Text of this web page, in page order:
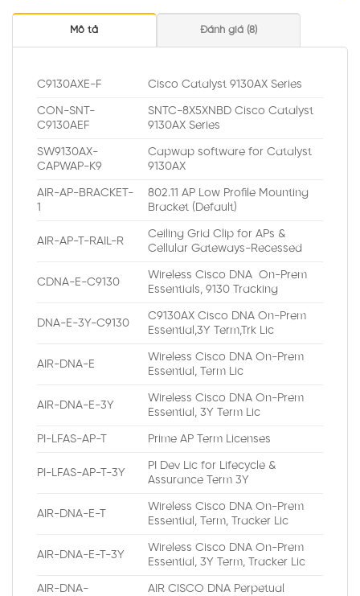
Mô tả Đánh giá (8)
C9130AXE-F Cisco Catalyst 9130AX Series
CON-SNT-
C9130AEF
SNTC-8X5XNBD Cisco Catalyst
9130AX Series
SW9130AX-
CAPWAP-K9
Capwap software for Catalyst
9130AX
AIR-AP-BRACKET-
1
802.11 AP Low Profile Mounting
Bracket (Default)
AIR-AP-T-RAIL-R
Ceiling Grid Clip for APs &
Cellular Gateways-Recessed
CDNA-E-C9130
Wireless Cisco DNA On-Prem
Essentials, 9130 Tracking
DNA-E-3Y-C9130
C9130AX Cisco DNA On-Prem
Essential,3Y Term,Trk Lic
AIR-DNA-E
Wireless Cisco DNA On-Prem
Essential, Term Lic
AIR-DNA-E-3Y
Wireless Cisco DNA On-Prem
Essential, 3Y Term Lic
PI-LFAS-AP-T Prime AP Term Licenses
PI-LFAS-AP-T-3Y
PI Dev Lic for Lifecycle &
Assurance Term 3Y
AIR-DNA-E-T
Wireless Cisco DNA On-Prem
Essential, Term, Tracker Lic
AIR-DNA-E-T-3Y
Wireless Cisco DNA On-Prem
Essential, 3Y Term, Tracker Lic
AIR-DNA- AIR CISCO DNA Perpetual